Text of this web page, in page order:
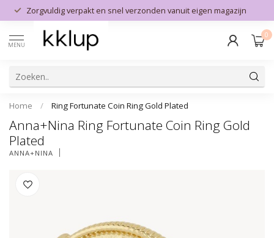
Zorgvuldig verpakt en snel verzonden vanuit eigen magazijn
MENU
0
Home / Ring Fortunate Coin Ring Gold Plated
Anna+Nina Ring Fortunate Coin Ring Gold
Plated
ANNA+NINA